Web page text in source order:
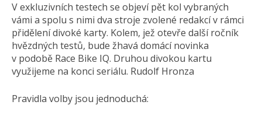
V exkluzivních testech se objeví pět kol vybraných
vámi a spolu s nimi dva stroje zvolené redakcí v rámci
přidělení divoké karty. Kolem, jež otevře další ročník
hvězdných testů, bude žhavá domácí novinka
v podobě Race Bike IQ. Druhou divokou kartu
využijeme na konci seriálu. Rudolf Hronza
Pravidla volby jsou jednoduchá: